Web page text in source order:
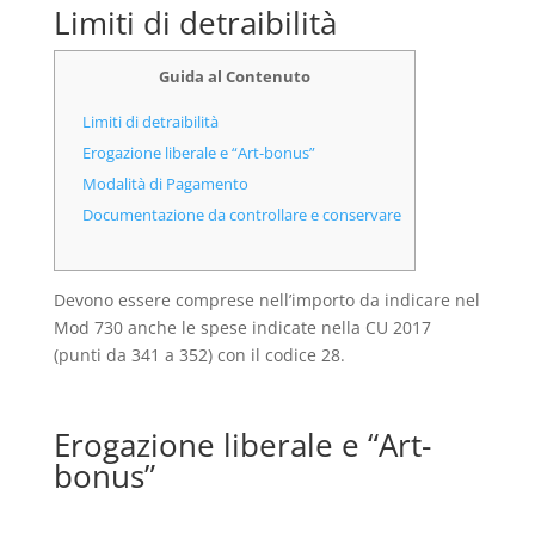
Limiti di detraibilità
Guida al Contenuto
Limiti di detraibilità
Erogazione liberale e “Art-bonus”
Modalità di Pagamento
Documentazione da controllare e conservare
Devono essere comprese nell’importo da indicare nel
Mod 730 anche le spese indicate nella CU 2017
(punti da 341 a 352) con il codice 28.
Erogazione liberale e “Art-
bonus”